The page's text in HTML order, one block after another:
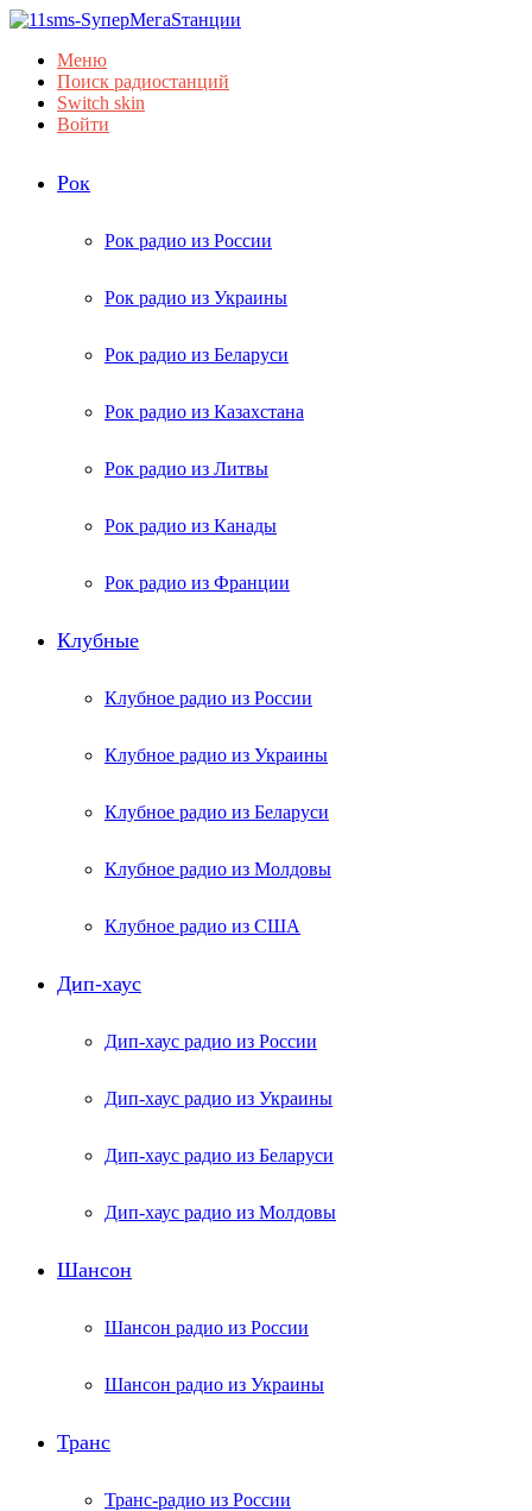
Меню
Поиск радиостанций
Switch skin
Войти
Рок
Рок радио из России
Рок радио из Украины
Рок радио из Беларуси
Рок радио из Казахстана
Рок радио из Литвы
Рок радио из Канады
Рок радио из Франции
Клубные
Клубное радио из России
Клубное радио из Украины
Клубное радио из Беларуси
Клубное радио из Молдовы
Клубное радио из США
Дип-хаус
Дип-хаус радио из России
Дип-хаус радио из Украины
Дип-хаус радио из Беларуси
Дип-хаус радио из Молдовы
Шансон
Шансон радио из России
Шансон радио из Украины
Транс
Транс-радио из России